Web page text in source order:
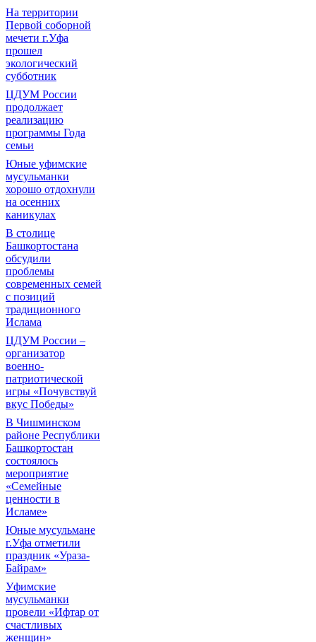
На территории
Первой соборной
мечети г.Уфа
прошел
экологический
субботник
ЦДУМ России
продолжает
реализацию
программы Года
семьи
Юные уфимские
мусульманки
хорошо отдохнули
на осенних
каникулах
В столице
Башкортостана
обсудили
проблемы
современных семей
с позиций
традиционного
Ислама
ЦДУМ России –
организатор
военно-
патриотической
игры «Почувствуй
вкус Победы»
В Чишминском
районе Республики
Башкортостан
состоялось
мероприятие
«Семейные
ценности в
Исламе»
Юные мусульмане
г.Уфа отметили
праздник «Ураза-
Байрам»
Уфимские
мусульманки
провели «Ифтар от
счастливых
женщин»